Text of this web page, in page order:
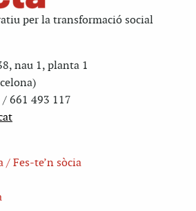
per la transformació social
nau 1, planta 1
/ 661 493 117
/ Fes-te’n sòcia